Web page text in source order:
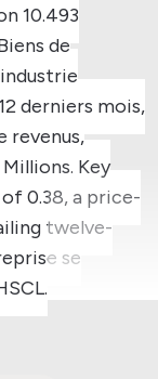
10.493
de
derniers mois,
revenus,
Key
0.38, a price-
twelve-
se